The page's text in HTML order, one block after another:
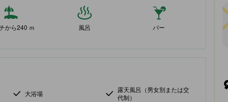
から240 ｍ 風呂 バー
大浴場
露天風呂（男女別または交
代制）